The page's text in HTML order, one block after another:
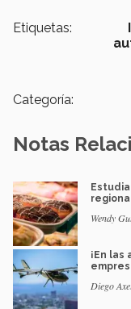
Etiquetas:
Categoría:
Notas
Wendy
¡En
Diego